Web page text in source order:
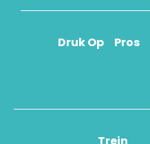
Druk Op Pros